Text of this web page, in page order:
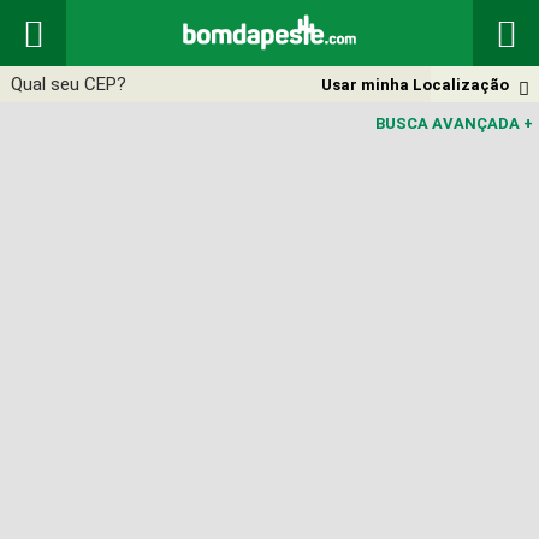
 

Usar minha Localização
BUSCA AVANÇADA +